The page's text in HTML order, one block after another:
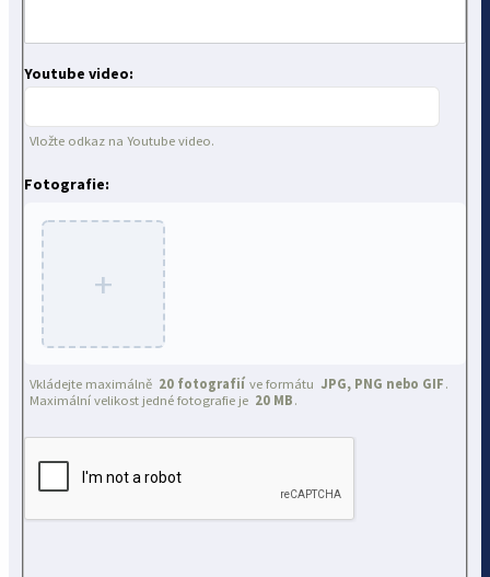
Youtube video:
Vložte odkaz na Youtube video.
Fotografie:
+
Vkládejte maximálně 20 fotografií ve formátu JPG, PNG nebo GIF .
Maximální velikost jedné fotografie je 20 MB .